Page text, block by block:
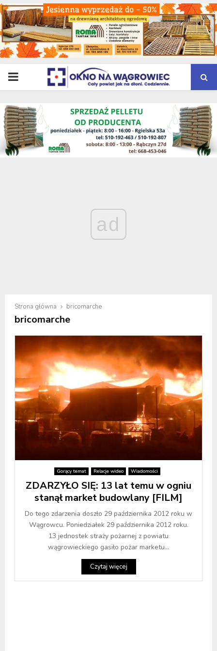
PRIMARY
MENU
ad
Strona główna bricomarche
bricomarche
Gorący temat Relacje wideo Wiadomości
ZDARZYŁO SIĘ: 13 lat temu w ogniu
stanął market budowlany [FILM]
Do tego zdarzenia doszło 29 października 2012 roku w
Wągrowcu. Poniedziałek 29 października 2012 roku.
13 jednostek straży pożarnej z powiatu
wągrowieckiego gasiło pożar marketu...
Czytaj więcej